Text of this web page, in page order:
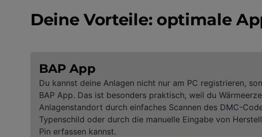
Deine Vorteile: optimale
BAP App
Du kannst deine Anlagen nicht nur am PC registrieren,
BAP App. Das ist besonders praktisch, weil du
Anlagenstandort durch einfaches Scannen des DMC-
Typenschild oder durch die manuelle Eingabe von
Pin erfassen kannst.